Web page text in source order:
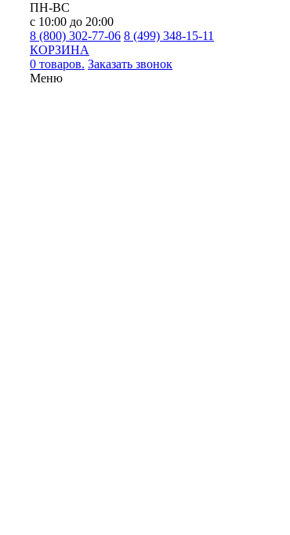
ПН-ВС
с 10:00 до 20:00
8 (800) 302-77-06 8 (499) 348-15-11
КОРЗИНА
0 товаров. Заказать звонок
Меню